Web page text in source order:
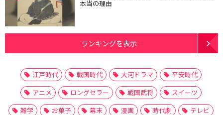
本当の理由
ランキングを表示
江戸時代 戦国時代 大河ドラマ
平安時代
アニメ
ロングセラー 戦国武将
スイーツ
雑学
お菓子 幕末 漫画 時代劇
テレビ